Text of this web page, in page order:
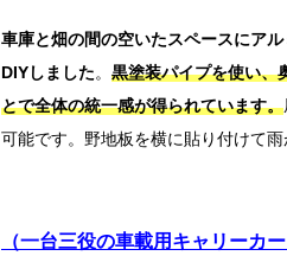
車庫と畑の間の空いたスペースにア
DIYしました。 黒塗装パイプを使い、
とで全体の統一感が得られています。
可能です。野地板を横に貼り付けて
（一台三役の車載用キャリーカ